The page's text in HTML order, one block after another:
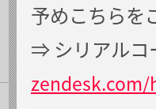
予めこちらを
⇒ シリアルコ